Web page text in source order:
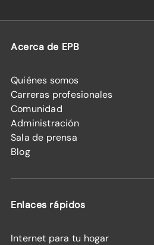
Acerca de EPB
Quiénes somos
Carreras profesionales
Comunidad
Administración
Sala de prensa
Blog
Enlaces rápidos
Internet para tu hogar